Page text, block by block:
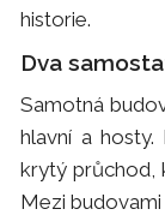
historie.
Dva
Samotná
hlavní a
krytý průchod,
Mezi